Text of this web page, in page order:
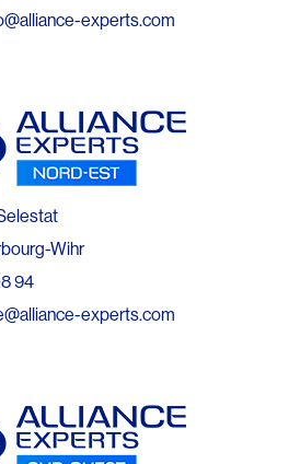
experts.com
Wihr
94
experts.com